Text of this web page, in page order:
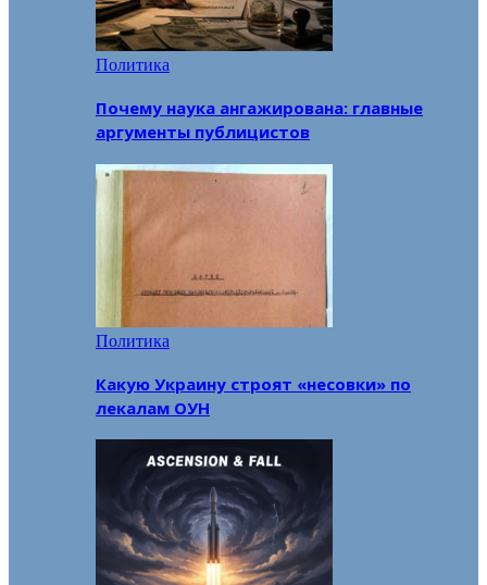
Политика
Почему наука ангажирована: главные
аргументы публицистов
Политика
Какую Украину строят «несовки» по
лекалам ОУН